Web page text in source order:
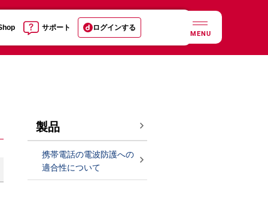
サポート ログインする
MENU
製品
携帯電話の電波防護への
適合性について